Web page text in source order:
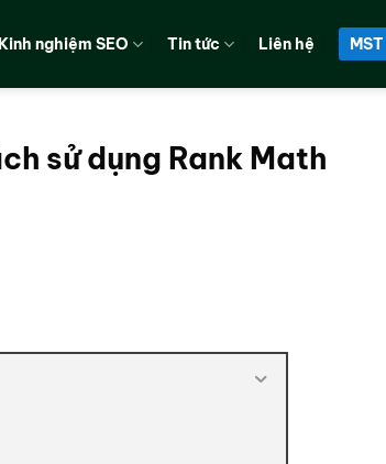
Kinh nghiệm SEO Tin tức Liên hệ MST
sử dụng Rank Math